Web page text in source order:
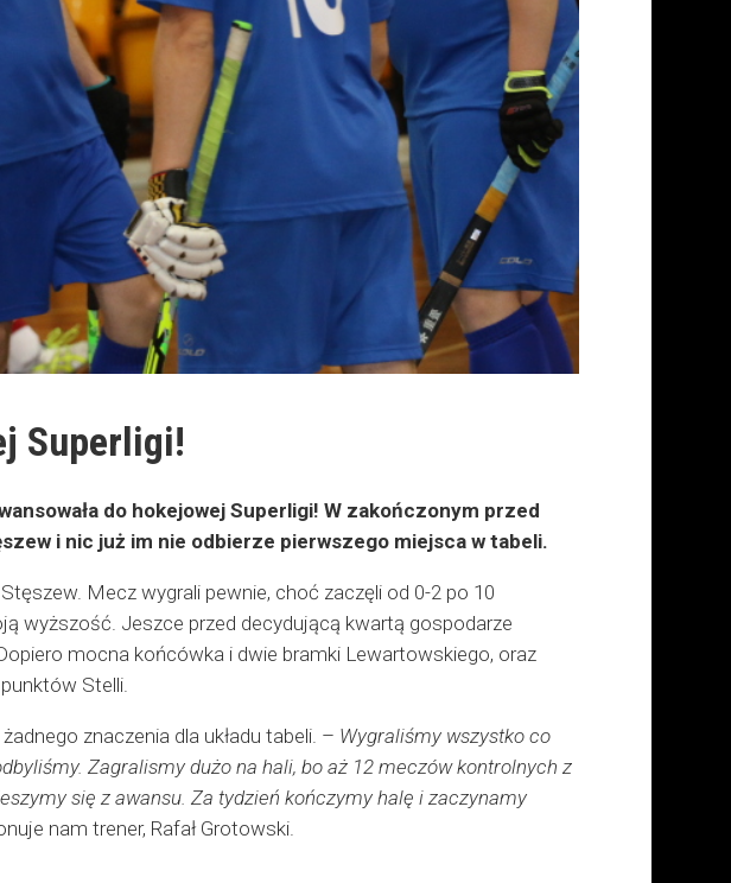
Superligi!
do hokejowej Superligi! W zakończonym przed
i nic już im nie odbierze pierwszego miejsca w tabeli.
Mecz wygrali pewnie, choć zaczęli od 0-2 po 10
wyższość. Jeszce przed decydującą kwartą gospodarze
mocna końcówka i dwie bramki Lewartowskiego, oraz
Stelli.
znaczenia dla układu tabeli. – Wygraliśmy wszystko co
Zagralismy dużo na hali, bo aż 12 meczów kontrolnych z
się z awansu. Za tydzień kończymy halę i zaczynamy
nam trener, Rafał Grotowski.